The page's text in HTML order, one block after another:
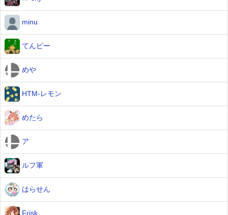
minu
てんピー
めや
HTM-レモン
めたら
ア
ルフ軍
はらせん
Frisk